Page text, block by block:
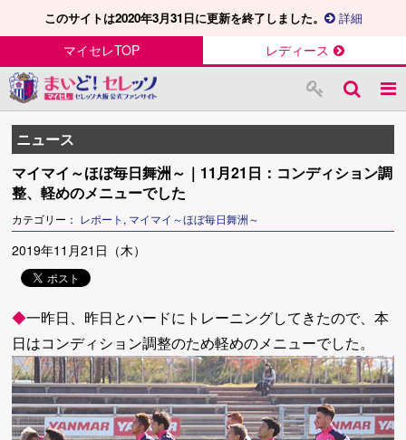
このサイトは2020年3月31日に更新を終了しました。 詳細
マイセレTOP レディース
ニュース
マイマイ～ほぼ毎日舞洲～｜11月21日：コンディション調
整、軽めのメニューでした
カテゴリー： レポート , マイマイ～ほぼ毎日舞洲～
2019年11月21日（木）
◆一昨日、昨日とハードにトレーニングしてきたので、本
日はコンディション調整のため軽めのメニューでした。